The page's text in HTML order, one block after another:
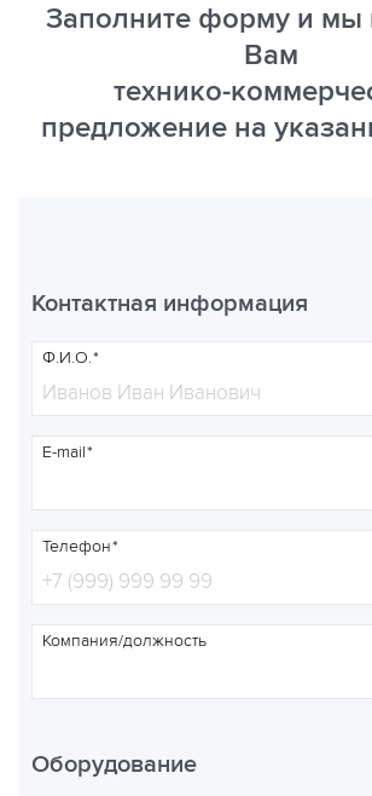
Заполните форму и
Вам
технико-
предложение на
Контактная информация
Ф.И.О.
E-mail
Телефон
Компания/должность
Оборудование